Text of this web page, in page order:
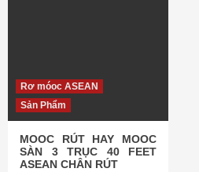
Rơ móoc ASEAN
Sản Phẩm
MOOC RÚT HAY MOOC
SÀN 3 TRỤC 40 FEET
ASEAN CHÂN RÚT